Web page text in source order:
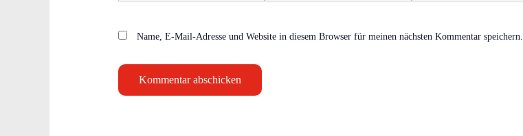
Name, E-Mail-Adresse und Website in diesem Browser für meinen nächsten Kommentar speichern.